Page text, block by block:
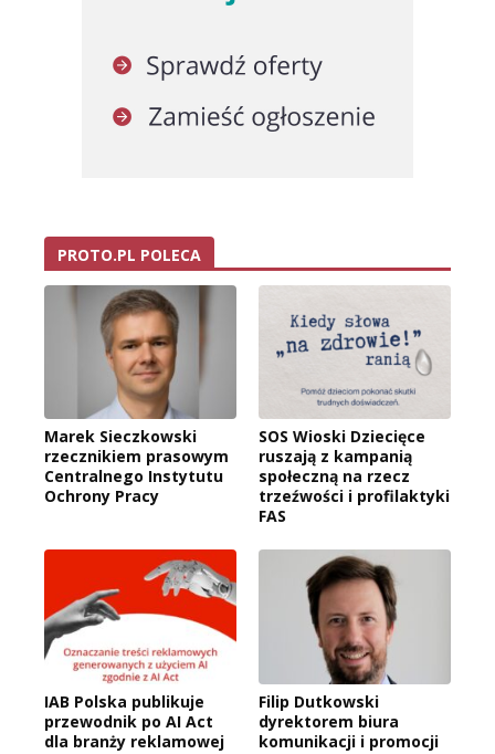
PROTO.PL POLECA
Marek Sieczkowski
rzecznikiem prasowym
Centralnego Instytutu
Ochrony Pracy
SOS Wioski Dziecięce
ruszają z kampanią
społeczną na rzecz
trzeźwości i profilaktyki
FAS
IAB Polska publikuje
przewodnik po AI Act
dla branży reklamowej
Filip Dutkowski
dyrektorem biura
komunikacji i promocji